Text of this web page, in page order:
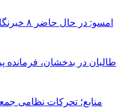
امسو: در
طالبان در بدخشان،
منابع؛ تحركات نظامى